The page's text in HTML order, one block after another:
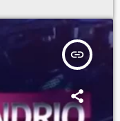
insert_link